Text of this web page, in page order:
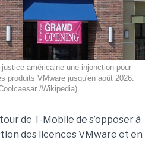
américaine une injonction pour
produits VMware jusqu'en août 2026.
/Wikipedia)
tour de T-Mobile de s’opposer à
des licences VMware et en